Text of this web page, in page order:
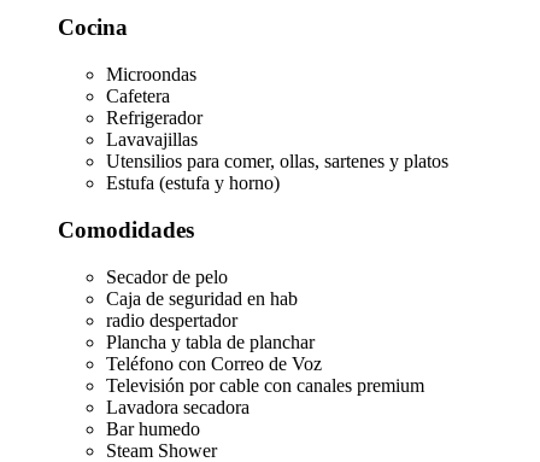
Cocina
Microondas
Cafetera
Refrigerador
Lavavajillas
Utensilios para comer, ollas, sartenes y platos
Estufa (estufa y horno)
Comodidades
Secador de pelo
Caja de seguridad en hab
radio despertador
Plancha y tabla de planchar
Teléfono con Correo de Voz
Televisión por cable con canales premium
Lavadora secadora
Bar humedo
Steam Shower